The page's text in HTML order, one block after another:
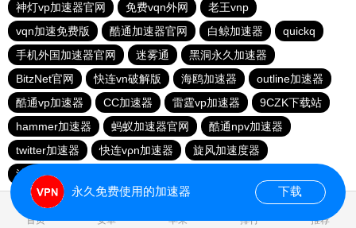
神灯vp加速器官网
免费vqn外网
老王vnp
vqn加速免费版
酷通加速器官网 白鲸加速器
quickq
手机外国加速器官网
迷雾通
黑洞永久加速器
BitzNet官网
快连vn破解版 海鸥加速器
outline加速器
酷通vp加速器
CC加速器 雷霆vp加速器
9CZK下载站
hammer加速器
蚂蚁加速器官网
酷通npv加速器
twitter加速器
快连vρn加速器
旋风加速度器
油管加速器永久免费版
首页 安卓 苹果 排行 推荐
永久免费使用的加速器 下载
1.229760s